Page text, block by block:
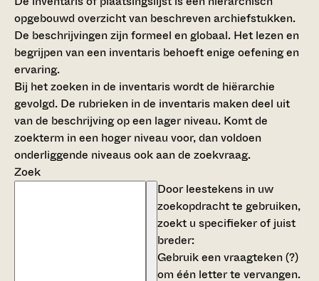
opgebouwd overzicht van beschreven archiefstukken.
De beschrijvingen zijn formeel en globaal. Het lezen en
begrijpen van een inventaris behoeft enige oefening en
ervaring.
Bij het zoeken in de inventaris wordt de hiërarchie
gevolgd. De rubrieken in de inventaris maken deel uit
van de beschrijving op een lager niveau. Komt de
zoekterm in een hoger niveau voor, dan voldoen
onderliggende niveaus ook aan de zoekvraag.
Zoek
Door leestekens in uw
zoekopdracht te gebruiken,
zoekt u specifieker of juist
breder:
Gebruik eenvraagteken (?)
om één letter te vervangen.